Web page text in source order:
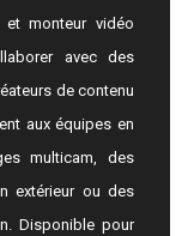
monteur vidéo
avec des
de contenu
aux équipes en
multicam, des
extérieur ou des
Disponible pour